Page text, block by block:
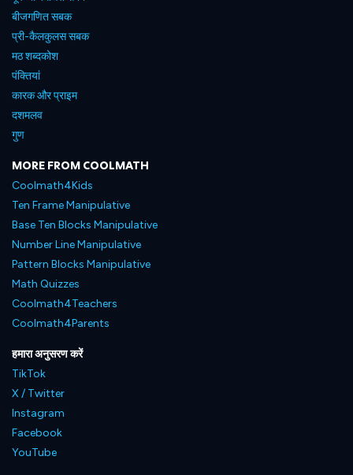
बीजगणित सबक
प्री-कैलकुलस सबक
मठ शब्दकोश
पंक्तियां
कारक और प्राइम
दशमलव
गुण
MORE FROM COOLMATH
Coolmath4Kids
Ten Frame Manipulative
Base Ten Blocks Manipulative
Number Line Manipulative
Pattern Blocks Manipulative
Math Quizzes
Coolmath4Teachers
Coolmath4Parents
हमारा अनुसरण करें
TikTok
X / Twitter
Instagram
Facebook
YouTube